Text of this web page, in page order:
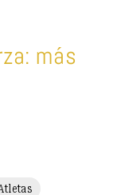
más